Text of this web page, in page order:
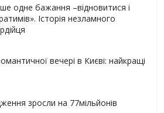
одне бажання –відновитися і
Історія незламного
вечері в Києві: найкращі
зросли на 77мільйонів